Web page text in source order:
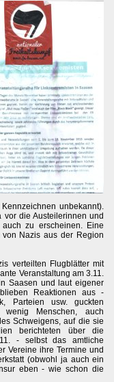
unbekannt).
die Austeilerinnen und
zu erscheinen. Eine
Nazis aus der Region
verteilten Flugblätter mit
Veranstaltung am 3.11.
Saasen und laut eigener
Reaktionen aus -
Parteien usw. guckten
Menschen, auch
Schweigens, auf die sie
berichteten über die
- selbst das amtliche
Vereine ihre Termine und
(obwohl ja auch ein
eben - wie schon die